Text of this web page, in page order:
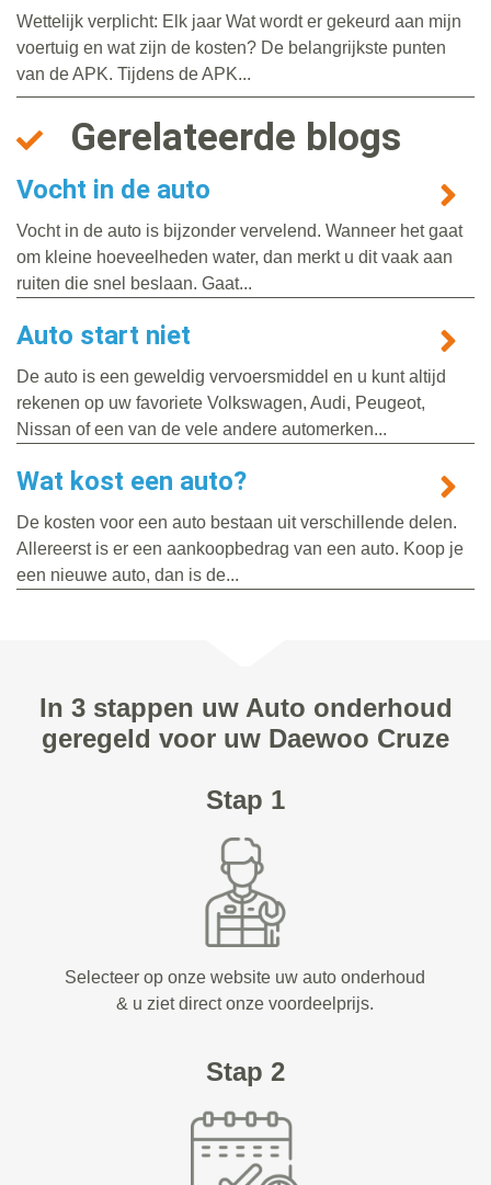
Wettelijk verplicht: Elk jaar Wat wordt er gekeurd aan mijn
voertuig en wat zijn de kosten? De belangrijkste punten
van de APK. Tijdens de APK...
Gerelateerde blogs
Vocht in de auto
Vocht in de auto is bijzonder vervelend. Wanneer het gaat
om kleine hoeveelheden water, dan merkt u dit vaak aan
ruiten die snel beslaan. Gaat...
Auto start niet
De auto is een geweldig vervoersmiddel en u kunt altijd
rekenen op uw favoriete Volkswagen, Audi, Peugeot,
Nissan of een van de vele andere automerken...
Wat kost een auto?
De kosten voor een auto bestaan uit verschillende delen.
Allereerst is er een aankoopbedrag van een auto. Koop je
een nieuwe auto, dan is de...
In 3 stappen uw Auto onderhoud
geregeld voor uw Daewoo Cruze
Stap 1
Selecteer op onze website uw auto onderhoud
& u ziet direct onze voordeelprijs.
Stap 2